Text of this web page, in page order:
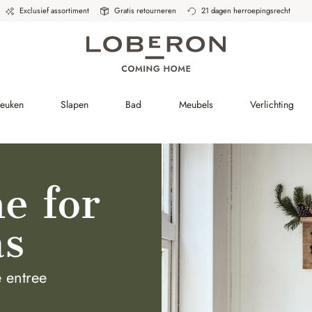
Exclusief assortiment Gratis retourneren 21 dagen herroepingsrecht
Slapen Bad Meubels Verlichting
for
entree